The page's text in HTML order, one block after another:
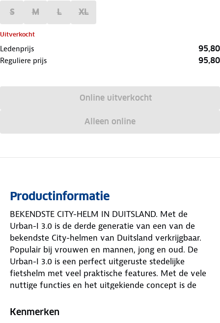
S M L XL
Uitverkocht
Ledenprijs 95,80
Reguliere prijs 95,80
Online uitverkocht
Alleen online
Productinformatie
BEKENDSTE CITY-HELM IN DUITSLAND. Met de
Urban-I 3.0 is de derde generatie van een van de
bekendste City-helmen van Duitsland verkrijgbaar.
Populair bij vrouwen en mannen, jong en oud. De
Urban-I 3.0 is een perfect uitgeruste stedelijke
fietshelm met veel praktische features. Met de vele
nuttige functies en het uitgekiende concept is de
Kenmerken